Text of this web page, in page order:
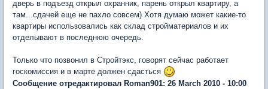
дверь в подъезд открыл охранник, парень открыл квартиру, а
там...сдачей еще не пахло совсем) Хотя думаю может какие-то
квартиры использовались как склад стройматериалов и их
отделывают в последнюю очередь.
Только что позвонил в Стройтэкс, говорят сейчас работает
госкомиссия и в марте должен сдасться
Сообщение отредактировал Roman901: 26 March 2010 - 10:00